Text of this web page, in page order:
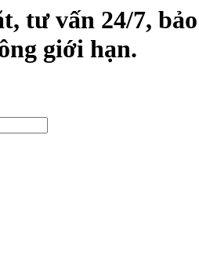
tư vấn 24/7,
giới hạn.